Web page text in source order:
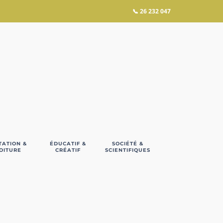
📞 26 232 047
&
ÉDUCATIF &
CRÉATIF
SOCIÉTÉ &
SCIENTIFIQUES